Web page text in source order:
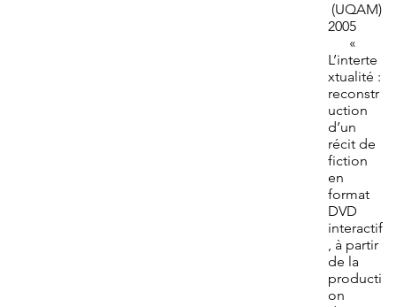
(UQAM)
2005
«
L’interte
xtualité :
reconstr
uction
d’un
récit de
fiction
en
format
DVD
interactif
, à partir
de la
producti
on